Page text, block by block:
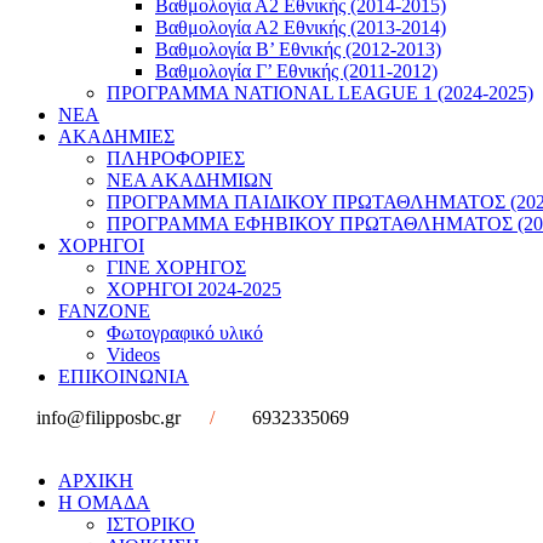
Βαθμολογία Α2 Εθνικής (2014-2015)
Βαθμολογία Α2 Εθνικής (2013-2014)
Βαθμολογία Β’ Εθνικής (2012-2013)
Βαθμολογία Γ’ Εθνικής (2011-2012)
ΠΡΟΓΡΑΜΜΑ NATIONAL LEAGUE 1 (2024-2025)
ΝΕΑ
ΑΚΑΔΗΜΙΕΣ
ΠΛΗΡΟΦΟΡΙΕΣ
ΝΕΑ ΑΚΑΔΗΜΙΩΝ
ΠΡΟΓΡΑΜΜΑ ΠΑΙΔΙΚΟΥ ΠΡΩΤΑΘΛΗΜΑΤΟΣ
ΠΡΟΓΡΑΜΜΑ ΕΦΗΒΙΚΟΥ ΠΡΩΤΑΘΛΗΜΑΤΟΣ
ΧΟΡΗΓΟΙ
ΓΙΝΕ ΧΟΡΗΓΟΣ
ΧΟΡΗΓΟΙ 2024-2025
FANZONE
Φωτογραφικό υλικό
Videos
ΕΠΙΚΟΙΝΩΝΙΑ
info@filipposbc.gr
/ 6932335069
ΑΡΧΙΚΗ
Η ΟΜΑΔΑ
ΙΣΤΟΡΙΚΟ